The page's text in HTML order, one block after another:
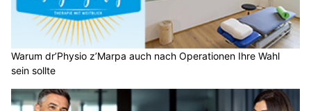
Warum dr’Physio z’Marpa auch nach Operationen Ihre Wahl
sein sollte